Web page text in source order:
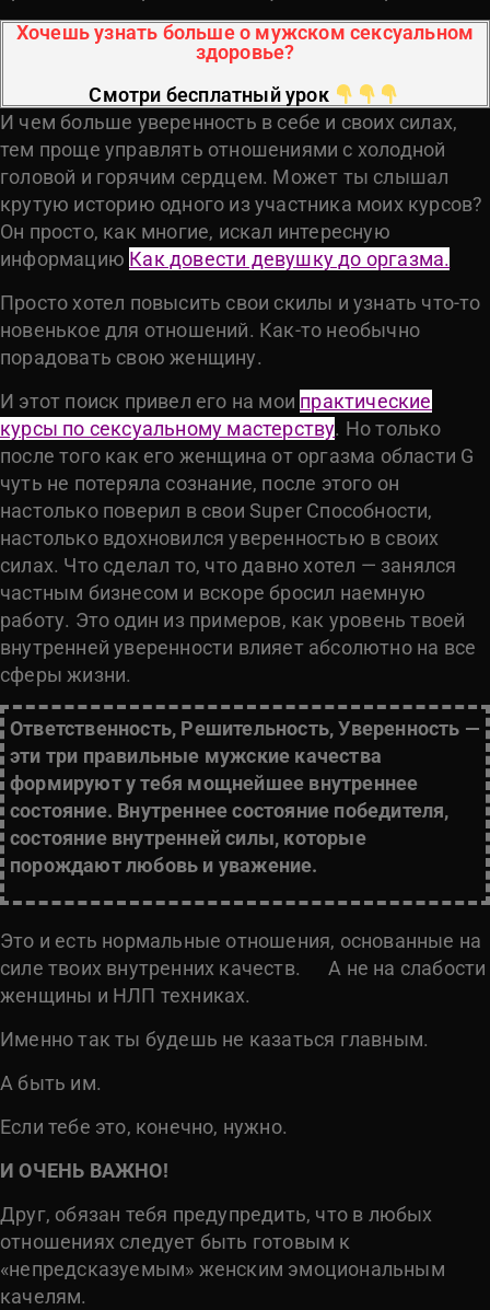
Хочешь узнать больше о мужском сексуальном
здоровье?
Смотри бесплатный урок
И чем больше уверенность в себе и своих силах,
тем проще управлять отношениями с холодной
головой и горячим сердцем. Может ты слышал
крутую историю одного из участника моих курсов?
Он просто, как многие, искал интересную
информацию Как довести девушку до оргазма.
Просто хотел повысить свои скилы и узнать что-то
новенькое для отношений. Как-то необычно
порадовать свою женщину.
И этот поиск привел его на мои практические
курсы по сексуальному мастерству. Но только
после того как его женщина от оргазма области G
чуть не потеряла сознание, после этого он
настолько поверил в свои Super Способности,
настолько вдохновился уверенностью в своих
силах. Что сделал то, что давно хотел — занялся
частным бизнесом и вскоре бросил наемную
работу. Это один из примеров, как уровень твоей
внутренней уверенности влияет абсолютно на все
сферы жизни.
Ответственность, Решительность, Уверенность —
эти три правильные мужские качества
формируют у тебя мощнейшее внутреннее
состояние. Внутреннее состояние победителя,
состояние внутренней силы, которые
порождают любовь и уважение.
Это и есть нормальные отношения, основанные на
силе твоих внутренних качеств. А не на слабости
женщины и НЛП техниках.
Именно так ты будешь не казаться главным.
А быть им.
Если тебе это, конечно, нужно.
И ОЧЕНЬ ВАЖНО!
Друг, обязан тебя предупредить, что в любых
отношениях следует быть готовым к
«непредсказуемым» женским эмоциональным
качелям.